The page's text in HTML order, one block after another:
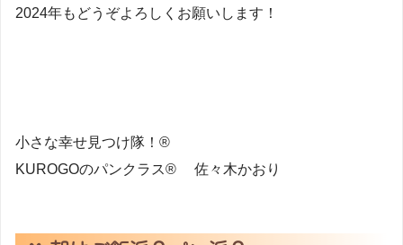
2024年もどうぞよろしくお願いします！
小さな幸せ見つけ隊！®
KUROGOのパンクラス® 佐々木かおり